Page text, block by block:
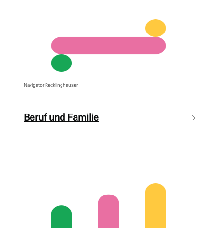
Beruf und Familie
Navigator Recklinghausen